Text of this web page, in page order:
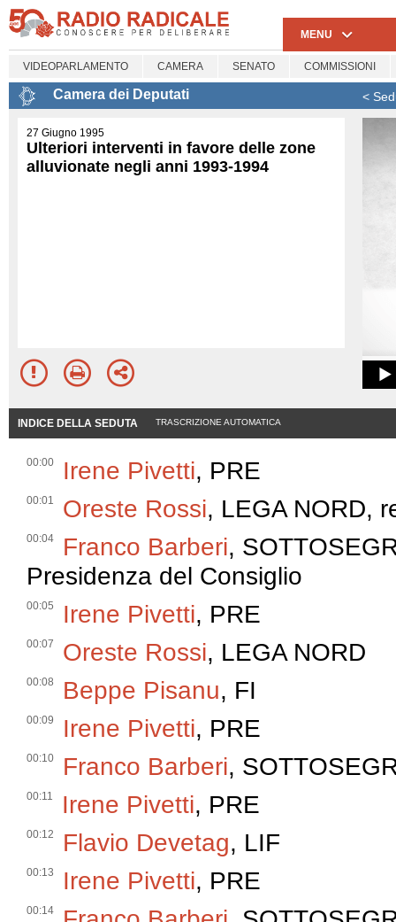
MENU
VIDEOPARLAMENTO CAMERA SENATO COMMISSIONI
Camera dei Deputati <
27 Giugno 1995
Ulteriori interventi in favore delle zone
alluvionate negli anni 1993-1994
INDICE DELLA SEDUTA TRASCRIZIONE AUTOMATICA
00:00 Irene Pivetti, PRE
00:01 Oreste Rossi, LEGA NORD,
00:04 Franco Barberi,
Presidenza del Consiglio
00:05 Irene Pivetti, PRE
00:07 Oreste Rossi, LEGA NORD
00:08 Beppe Pisanu, FI
00:09 Irene Pivetti, PRE
00:10 Franco Barberi,
00:11 Irene Pivetti, PRE
00:12 Flavio Devetag, LIF
00:13 Irene Pivetti, PRE
00:14